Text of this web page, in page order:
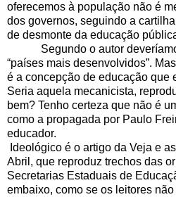
oferecemos à população não é
dos governos, seguindo a
de desmonte da educação
Segundo o autor
“países mais desenvolvidos”.
é a concepção de educação que
Seria aquela mecanicista,
bem? Tenho certeza que não é
como a propagada por Paulo
educador.
Ideológico é o artigo da Veja e
Abril, que reproduz trechos das
Secretarias Estaduais de
embaixo, como se os leitores